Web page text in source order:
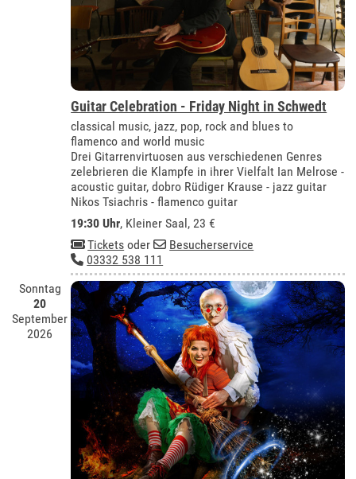
Guitar Celebration - Friday Night in Schwedt
classical music, jazz, pop, rock and blues to
flamenco and world music
Drei Gitarrenvirtuosen aus verschiedenen Genres
zelebrieren die Klampfe in ihrer Vielfalt Ian Melrose -
acoustic guitar, dobro Rüdiger Krause - jazz guitar
Nikos Tsiachris - flamenco guitar
19:30 Uhr, Kleiner Saal , 23 €
Tickets oder
Besucherservice
03332 538 111
Sonntag
20
September
2026